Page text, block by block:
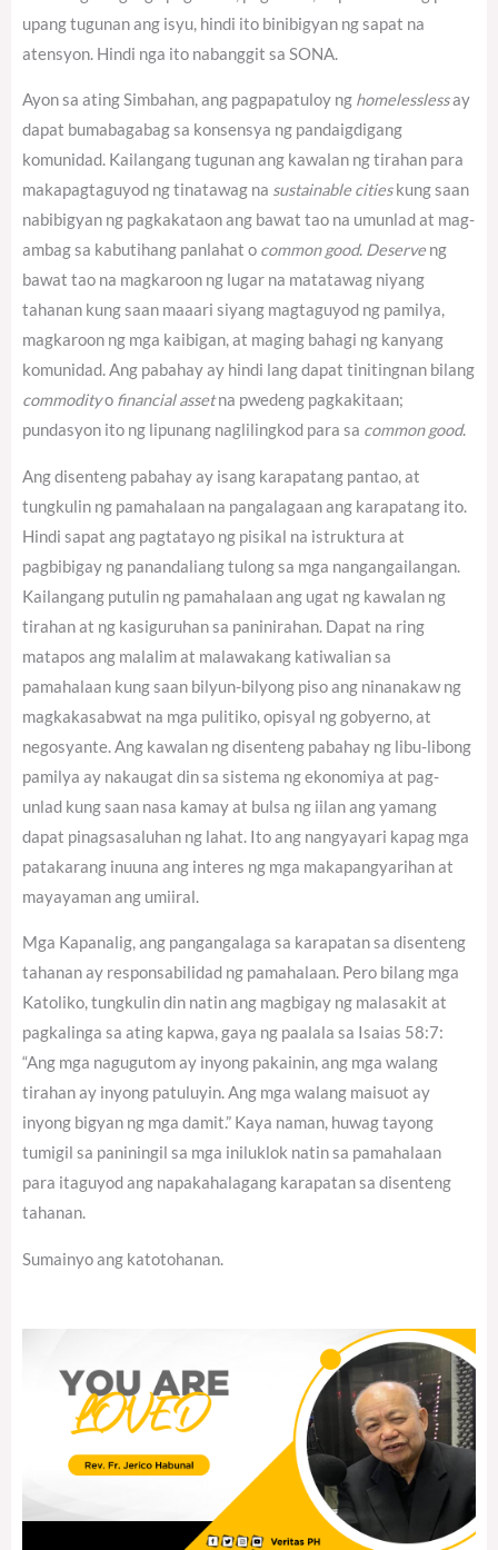
upang tugunan ang isyu, hindi ito binibigyan ng sapat na
atensyon. Hindi nga ito nabanggit sa SONA.
Ayon sa ating Simbahan, ang pagpapatuloy ng homelesslessay
dapat bumabagabag sa konsensya ng pandaigdigang
komunidad. Kailangang tugunan ang kawalan ng tirahan para
makapagtaguyod ng tinatawag na sustainable citieskung saan
nabibigyan ng pagkakataon ang bawat tao na umunlad at mag-
ambag sa kabutihang panlahat o common good. Deserveng
bawat tao na magkaroon ng lugar na matatawag niyang
tahanan kung saan maaari siyang magtaguyod ng pamilya,
magkaroon ng mga kaibigan, at maging bahagi ng kanyang
komunidad. Ang pabahay ay hindi lang dapat tinitingnan bilang
commodityo financial assetna pwedeng pagkakitaan;
pundasyon ito ng lipunang naglilingkod para sa common good.
Ang disenteng pabahay ay isang karapatang pantao, at
tungkulin ng pamahalaan na pangalagaan ang karapatang ito.
Hindi sapat ang pagtatayo ng pisikal na istruktura at
pagbibigay ng panandaliang tulong sa mga nangangailangan.
Kailangang putulin ng pamahalaan ang ugat ng kawalan ng
tirahan at ng kasiguruhan sa paninirahan. Dapat na ring
matapos ang malalim at malawakang katiwalian sa
pamahalaan kung saan bilyun-bilyong piso ang ninanakaw ng
magkakasabwat na mga pulitiko, opisyal ng gobyerno, at
negosyante. Ang kawalan ng disenteng pabahay ng libu-libong
pamilya ay nakaugat din sa sistema ng ekonomiya at pag-
unlad kung saan nasa kamay at bulsa ng iilan ang yamang
dapat pinagsasaluhan ng lahat. Ito ang nangyayari kapag mga
patakarang inuuna ang interes ng mga makapangyarihan at
mayayaman ang umiiral.
Mga Kapanalig, ang pangangalaga sa karapatan sa disenteng
tahanan ay responsabilidad ng pamahalaan. Pero bilang mga
Katoliko, tungkulin din natin ang magbigay ng malasakit at
pagkalinga sa ating kapwa, gaya ng paalala sa Isaias 58:7:
“Ang mga nagugutom ay inyong pakainin, ang mga walang
tirahan ay inyong patuluyin. Ang mga walang maisuot ay
inyong bigyan ng mga damit.” Kaya naman, huwag tayong
tumigil sa paniningil sa mga iniluklok natin sa pamahalaan
para itaguyod ang napakahalagang karapatan sa disenteng
tahanan.
Sumainyo ang katotohanan.